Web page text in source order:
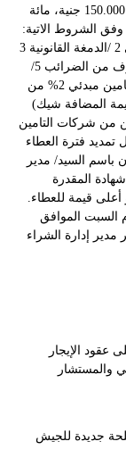
محطة وقود النيل شارع الوادي بعد سداد مبلغ 150.000 جنية، مائة
الشروط الاتية:
1/ إرفاق شهادة التسجيل من المسجل التجاري 2 /الدمغة القانونية 3
/شهادة إبراء ذمة من الزكاة 4/ شهادة خلو طرف من الضرائب 5/
شهادة تسجيل على القيمة المضافة 6/ إرفاق تامين مبدئي 2% من
المضافة شيك)
من شركات التامين
فترة العطاء
باسم السيد/ مدير
الطرق والجسور ومصارف المياه. 7/ شهادة المقدرة
أو أعلى قيمة للعطاء.
السبت الموافق
بابكر مدير إدارة الشراء
عقود الإيجار
والمستشار
جديدة للجيش